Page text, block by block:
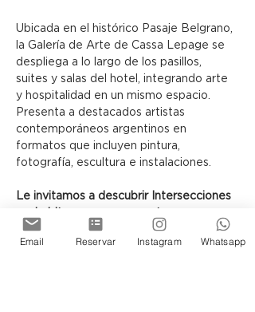
Ubicada en el histórico Pasaje Belgrano,
la Galería de Arte de Cassa Lepage se
despliega a lo largo de los pasillos,
suites y salas del hotel, integrando arte
y hospitalidad en un mismo espacio.
Presenta a destacados artistas
contemporáneos argentinos en
formatos que incluyen pintura,
fotografía, escultura e instalaciones.
Le invitamos a descubrir Intersecciones
territorio donde la forma se convierte
en idea y la pintura en posibilidad.
Email Reservar Instagram Whatsapp